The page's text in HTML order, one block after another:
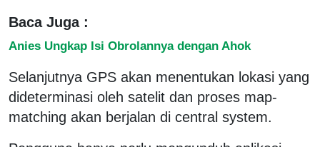
Baca Juga :
Anies Ungkap Isi Obrolannya dengan Ahok
Selanjutnya GPS akan menentukan lokasi yang
dideterminasi oleh satelit dan proses map-
matching akan berjalan di central system.